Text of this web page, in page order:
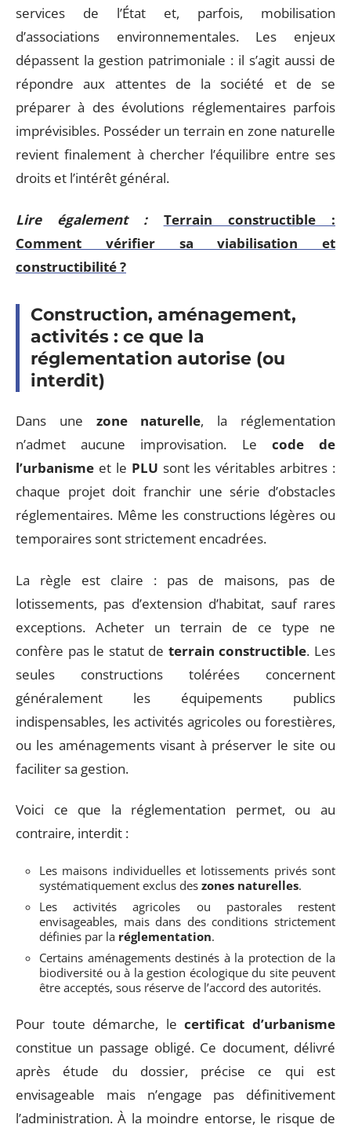
services de l’État et, parfois, mobilisation
d’associations environnementales. Les enjeux
dépassent la gestion patrimoniale : il s’agit aussi de
répondre aux attentes de la société et de se
préparer à des évolutions réglementaires parfois
imprévisibles. Posséder un terrain en zone naturelle
revient finalement à chercher l’équilibre entre ses
droits et l’intérêt général.
Lire également :
Terrain constructible :
Comment vérifier sa viabilisation et
constructibilité ?
Construction, aménagement,
activités : ce que la
réglementation autorise (ou
interdit)
Dans une zone naturelle, la réglementation
n’admet aucune improvisation. Le code de
l’urbanisme et le PLU sont les véritables arbitres :
chaque projet doit franchir une série d’obstacles
réglementaires. Même les constructions légères ou
temporaires sont strictement encadrées.
La règle est claire : pas de maisons, pas de
lotissements, pas d’extension d’habitat, sauf rares
exceptions. Acheter un terrain de ce type ne
confère pas le statut de terrain constructible. Les
seules constructions tolérées concernent
généralement les équipements publics
indispensables, les activités agricoles ou forestières,
ou les aménagements visant à préserver le site ou
faciliter sa gestion.
Voici ce que la réglementation permet, ou au
contraire, interdit :
Les maisons individuelles et lotissements privés sont
systématiquement exclus des zones naturelles.
Les activités agricoles ou pastorales restent
envisageables, mais dans des conditions strictement
définies par la réglementation.
Certains aménagements destinés à la protection de la
biodiversité ou à la gestion écologique du site peuvent
être acceptés, sous réserve de l’accord des autorités.
Pour toute démarche, lecertificat d’urbanisme
constitue un passage obligé. Ce document, délivré
après étude du dossier, précise ce qui est
envisageable mais n’engage pas définitivement
l’administration. À la moindre entorse, le risque de